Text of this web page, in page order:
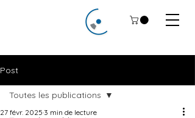
Post
Toutes les publications
27 févr. 2025 3 min de lecture